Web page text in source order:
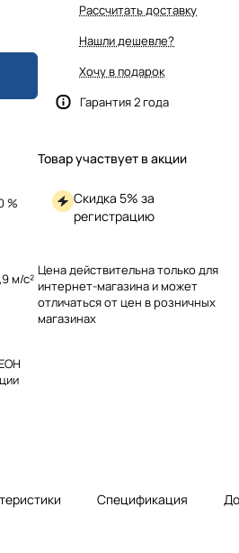
%
м/с²
Рассчитать доставку
Нашли дешевле?
Хочу в подарок
Гарантия 2 года
Товар участвует в акции
Скидка 5% за
регистрацию
Цена действительна только для
интернет-магазина и может
отличаться от цен в розничных
магазинах
Спецификация